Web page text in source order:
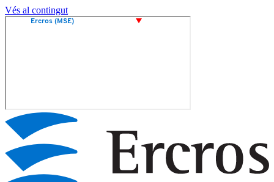
Vés al contingut